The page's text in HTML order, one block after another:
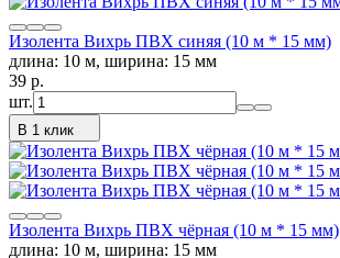
Изолента Вихрь ПВХ синяя (10 м * 15 мм)
длина: 10 м, ширина: 15 мм
39 p.
шт.
В 1 клик
Изолента Вихрь ПВХ чёрная (10 м * 15 мм)
длина: 10 м, ширина: 15 мм